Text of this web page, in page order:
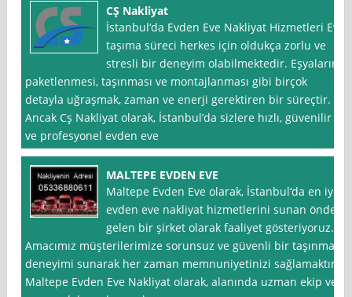
CŞ Nakliyat
İstanbul‘da Evden Eve Nakliyat Hizmetleri Ev
taşıma süreci herkes için oldukça zorlu ve
stresli bir deneyim olabilmektedir. Eşyaların
paketlenmesi, taşınması ve montajlanması gibi birçok
detayla uğraşmak, zaman ve enerji gerektiren bir süreçtir.
Ancak Cş Nakliyat olarak, İstanbul’da sizlere hızlı, güvenilir
ve profesyonel evden eve
MALTEPE EVDEN EVE
Maltepe Evden Eve olarak, İstanbul‘da en iyi
evden eve nakliyat hizmetlerini sunan önde
gelen bir şirket olarak faaliyet gösteriyoruz.
Amacımız müşterilerimize sorunsuz ve güvenli bir taşınma
deneyimi sunarak her zaman memnuniyetinizi sağlamaktır.
Maltepe Evden Eve Nakliyat olarak, alanında uzman ekip ve